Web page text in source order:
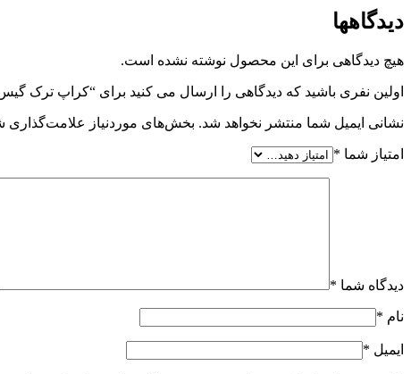
دیدگاهها
هیچ دیدگاهی برای این محصول نوشته نشده است.
اولین نفری باشید که دیدگاهی را ارسال می کنید برای “کراپ ترک
نشانی ایمیل شما منتشر نخواهد شد. بخش‌های موردنیاز علامت‌گذاری
امتیاز شما *
دیدگاه شما *
نام *
ایمیل *